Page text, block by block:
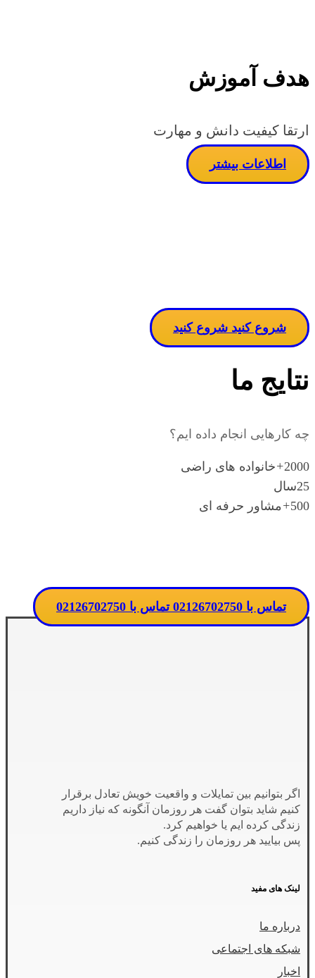
هدف آموزش
ارتقا کیفیت دانش و مهارت
اطلاعات بیشتر
شروع کنید شروع کنید
نتایج ما
چه کارهایی انجام داده ایم؟
2000
+خانواده های راضی
25سال
500
+مشاور حرفه ای
تماس با 02126702750 تماس با 02126702750
اگر بتوانیم بین تمایلات و واقعیت خویش تعادل برقرار
کنیم شاید بتوان گفت هر روزمان آنگونه که نیاز داریم
زندگی کرده ایم یا خواهیم کرد.
پس بیایید هر روزمان را زندگی کنیم.
لینک های مفید
درباره ما
شبکه های اجتماعی
اخبار